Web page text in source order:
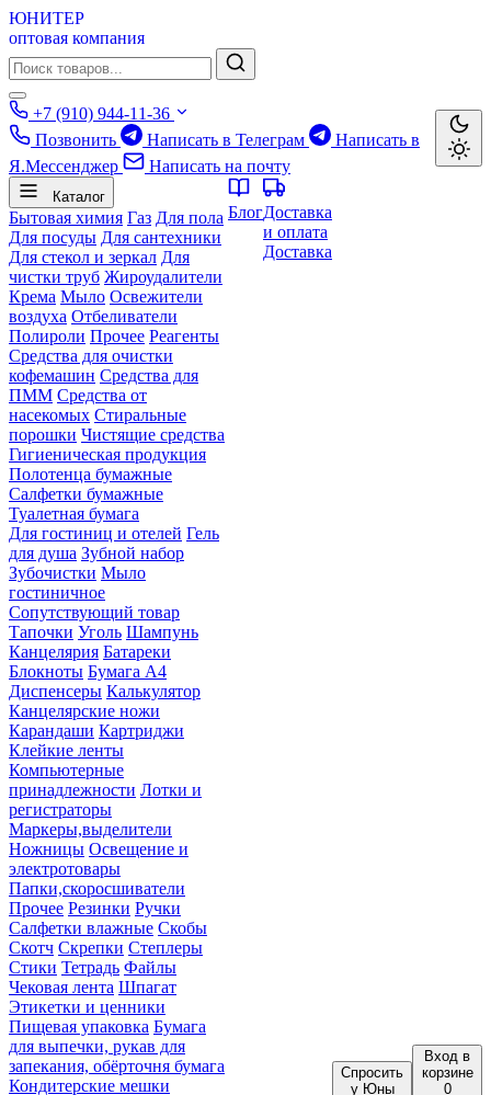
ЮНИТЕР
оптовая компания
+7 (910) 944-11-36
Позвонить
Написать в Телеграм
Написать в
Я.Мессенджер
Написать на почту
Каталог
Бытовая химия Газ Для пола
Для посуды Для сантехники
Для стекол и зеркал Для
чистки труб Жироудалители
Крема Мыло Освежители
воздуха Отбеливатели
Полироли Прочее Реагенты
Средства для очистки
кофемашин Средства для
ПММ Средства от
насекомых Стиральные
порошки Чистящие средства
Гигиеническая продукция
Полотенца бумажные
Салфетки бумажные
Туалетная бумага
Для гостиниц и отелей Гель
для душа Зубной набор
Зубочистки Мыло
гостиничное
Сопутствующий товар
Тапочки Уголь Шампунь
Канцелярия Батареки
Блокноты Бумага А4
Диспенсеры Калькулятор
Канцелярские ножи
Карандаши Картриджи
Клейкие ленты
Компьютерные
принадлежности Лотки и
регистраторы
Маркеры,выделители
Ножницы Освещение и
электротовары
Папки,скоросшиватели
Прочее Резинки Ручки
Салфетки влажные Скобы
Скотч Скрепки Степлеры
Стики Тетрадь Файлы
Чековая лента Шпагат
Этикетки и ценники
Пищевая упаковка Бумага
для выпечки, рукав для
запекания, обёрточня бумага
Кондитерские мешки
БлогДоставка
и оплата
Доставка
Спросить
у Юны
Вход в
корзине
0